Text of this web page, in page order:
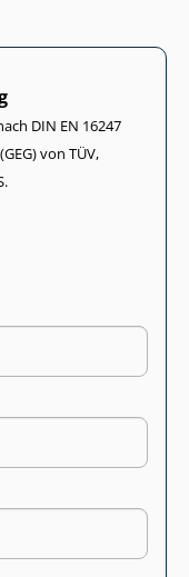
DIN EN 16247
von TÜV,